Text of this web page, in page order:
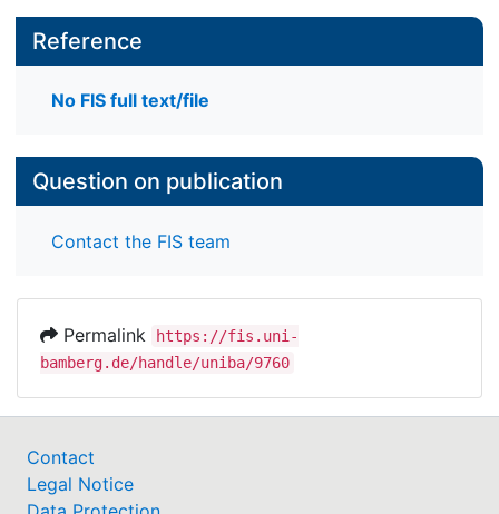
Reference
No FIS full text/file
Question on publication
Contact the FIS team
Permalink
https://fis.uni-
bamberg.de/handle/uniba/9760
Contact
Legal Notice